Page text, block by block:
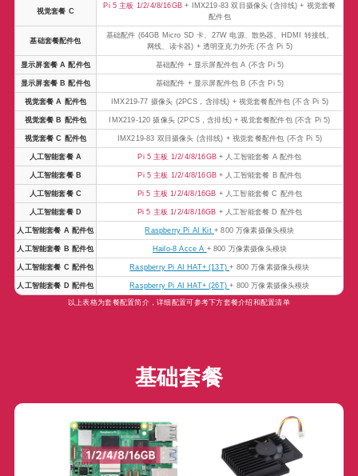
视觉套餐 C
Pi 5 主板 1/2/4/8/16GB+ IMX219-83 双目摄像头 (含排线) + 视觉套餐
配件包
基础套餐配件包
基础配件 (64GB Micro SD 卡、27W 电源、散热器、HDMI 转接线、
网线、读卡器) + 透明亚克力外壳 (不含 Pi 5)
显示屏套餐 A 配件包 基础配件 + 显示屏配件包 A (不含 Pi 5)
显示屏套餐 B 配件包 基础配件 + 显示屏配件包 B (不含 Pi 5)
视觉套餐 A 配件包 IMX219-77 摄像头 (2PCS，含排线) + 视觉套餐配件包 (不含 Pi 5)
视觉套餐 B 配件包 IMX219-120 摄像头 (2PCS，含排线) + 视觉套餐配件包 (不含 Pi 5)
视觉套餐 C 配件包 IMX219-83 双目摄像头 (含排线) + 视觉套餐配件包 (不含 Pi 5)
人工智能套餐 A Pi 5 主板 1/2/4/8/16GB+ 人工智能套餐 A 配件包
人工智能套餐 B Pi 5 主板 1/2/4/8/16GB+ 人工智能套餐 B 配件包
人工智能套餐 C Pi 5 主板 1/2/4/8/16GB + 人工智能套餐 C 配件包
人工智能套餐 D Pi 5 主板 1/2/4/8/16GB + 人工智能套餐 D 配件包
人工智能套餐 A 配件包 Raspberry Pi AI Kit+ 800 万像素摄像头模块
人工智能套餐 B 配件包 Hailo-8 Acce A + 800 万像素摄像头模块
人工智能套餐 C 配件包 Raspberry Pi AI HAT+ (13T)+ 800 万像素摄像头模块
人工智能套餐 D 配件包 Raspberry Pi AI HAT+ (26T)+ 800 万像素摄像头模块
以上表格为套餐配置简介，详细配置可参考下方套餐介绍和配置清单
基础套餐